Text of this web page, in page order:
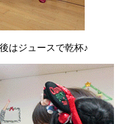
はジュースで乾杯♪